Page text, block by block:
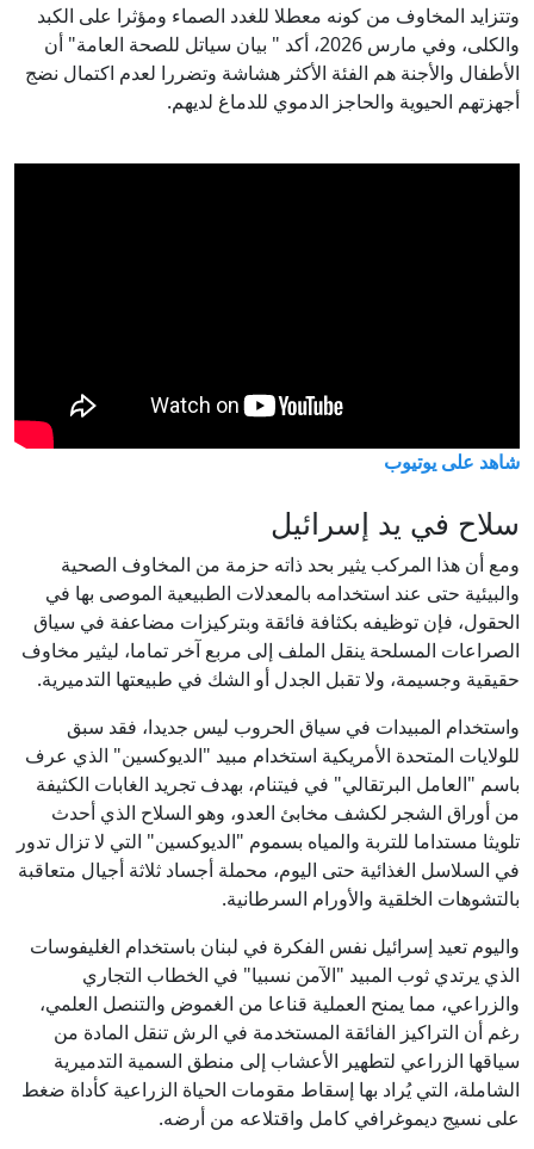
وتتزايد المخاوف من كونه معطلا للغدد الصماء ومؤثرا على الكبد
والكلى، وفي مارس 2026، أكد " بيان سياتل للصحة العامة" أن
الأطفال والأجنة هم الفئة الأكثر هشاشة وتضررا لعدم اكتمال نضج
أجهزتهم الحيوية والحاجز الدموي للدماغ لديهم.
شاهد على يوتيوب
سلاح في يد إسرائيل
ومع أن هذا المركب يثير بحد ذاته حزمة من المخاوف الصحية
والبيئية حتى عند استخدامه بالمعدلات الطبيعية الموصى بها في
الحقول، فإن توظيفه بكثافة فائقة وبتركيزات مضاعفة في سياق
الصراعات المسلحة ينقل الملف إلى مربع آخر تماما، ليثير مخاوف
حقيقية وجسيمة، ولا تقبل الجدل أو الشك في طبيعتها التدميرية.
واستخدام المبيدات في سياق الحروب ليس جديدا، فقد سبق
للولايات المتحدة الأمريكية استخدام مبيد "الديوكسين" الذي عرف
باسم "العامل البرتقالي" في فيتنام، بهدف تجريد الغابات الكثيفة
من أوراق الشجر لكشف مخابئ العدو، وهو السلاح الذي أحدث
تلويثا مستداما للتربة والمياه بسموم "الديوكسين" التي لا تزال تدور
في السلاسل الغذائية حتى اليوم، محملة أجساد ثلاثة أجيال متعاقبة
بالتشوهات الخلقية والأورام السرطانية.
واليوم تعيد إسرائيل نفس الفكرة في لبنان باستخدام الغليفوسات
الذي يرتدي ثوب المبيد "الآمن نسبيا" في الخطاب التجاري
والزراعي، مما يمنح العملية قناعا من الغموض والتنصل العلمي،
رغم أن التراكيز الفائقة المستخدمة في الرش تنقل المادة من
سياقها الزراعي لتطهير الأعشاب إلى منطق السمية التدميرية
الشاملة، التي يُراد بها إسقاط مقومات الحياة الزراعية كأداة ضغط
على نسيج ديموغرافي كامل واقتلاعه من أرضه.